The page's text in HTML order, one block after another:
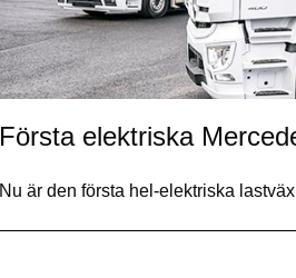
Första elektriska
Nu är den första hel-elektriska